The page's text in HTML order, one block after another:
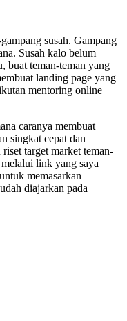
susah. Gampang
Susah kalo belum
buat teman-teman yang
landing page yang
mentoring online
caranya membuat
singkat cepat dan
target market teman-
link yang saya
memasarkan
diajarkan pada